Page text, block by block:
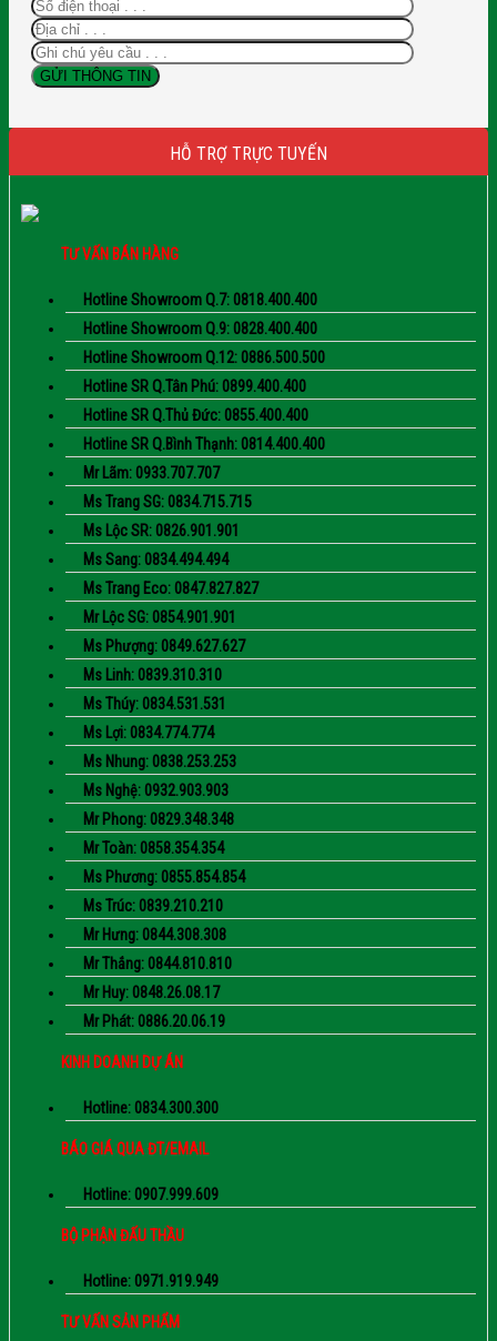
HỖ TRỢ TRỰC TUYẾN
TƯ VẤN BÁN HÀNG
Hotline Showroom Q.7: 0818.400.400
Hotline Showroom Q.9: 0828.400.400
Hotline Showroom Q.12: 0886.500.500
Hotline SR Q.Tân Phú: 0899.400.400
Hotline SR Q.Thủ Đức: 0855.400.400
Hotline SR Q.Bình Thạnh: 0814.400.400
Mr Lãm: 0933.707.707
Ms Trang SG: 0834.715.715
Ms Lộc SR: 0826.901.901
Ms Sang: 0834.494.494
Ms Trang Eco: 0847.827.827
Mr Lộc SG: 0854.901.901
Ms Phượng: 0849.627.627
Ms Linh: 0839.310.310
Ms Thúy: 0834.531.531
Ms Lợi: 0834.774.774
Ms Nhung: 0838.253.253
Ms Nghệ: 0932.903.903
Mr Phong: 0829.348.348
Mr Toàn: 0858.354.354
Ms Phương: 0855.854.854
Ms Trúc: 0839.210.210
Mr Hưng: 0844.308.308
Mr Thắng: 0844.810.810
Mr Huy: 0848.26.08.17
Mr Phát: 0886.20.06.19
KINH DOANH DỰ ÁN
Hotline: 0834.300.300
BÁO GIÁ QUA ĐT/EMAIL
Hotline: 0907.999.609
BỘ PHẬN ĐẤU THẦU
Hotline: 0971.919.949
TƯ VẤN SẢN PHẨM